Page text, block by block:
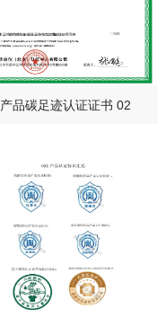
产品碳足迹认证证书 02